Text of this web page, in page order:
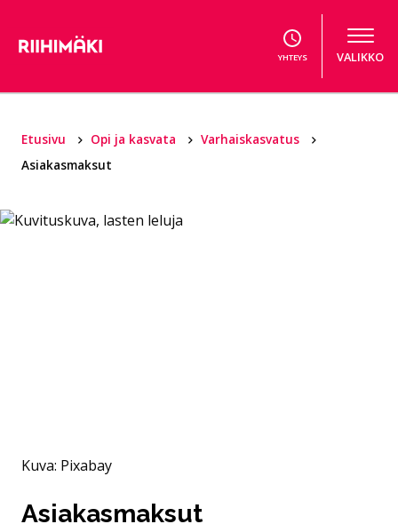
YHTEYS VALIKKO
Etusivu Opi ja kasvata
Varhaiskasvatus
Asiakasmaksut
Kuva: Pixabay
Asiakasmaksut